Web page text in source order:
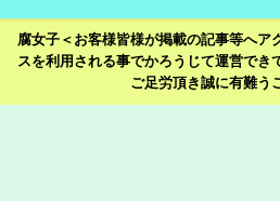
腐女子＜お客様皆様が掲載の記事等へア
スを利用される事でかろうじて運営でき
ご足労頂き誠に有難う